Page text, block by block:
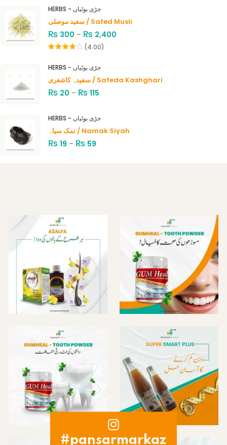
HERBS - جڑی بوٹیاں
سفید موصلی / Safed Musli
₨ 300 – ₨ 2,400
of 5
(4.00)
HERBS - جڑی بوٹیاں
سفیدہ کاشغری / Safeda Kashghari
₨ 20 – ₨ 115
HERBS - جڑی بوٹیاں
نمک سیاہ / Namak Siyah
₨ 19 – ₨ 59
#pansarmarkaz